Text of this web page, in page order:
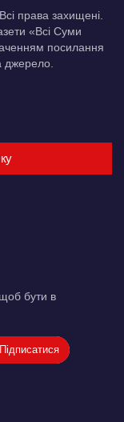
права захищені.
«Всі Суми
посилання
джерело.
бути в
Підписатися